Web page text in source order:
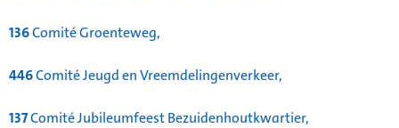
136Comité Groenteweg,
446Comité Jeugd en Vreemdelingenverkeer,
137Comité Jubileumfeest Bezuidenhoutkwartier,